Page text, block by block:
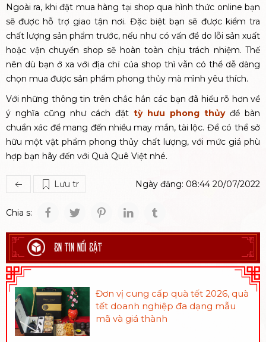
Ngoài ra, khi đặt mua hàng tại shop qua hình thức online bạn
sẽ được hỗ trợ giao tận nơi. Đặc biệt bạn sẽ được kiểm tra
chất lượng sản phẩm trước, nếu như có vấn đề do lỗi sản xuất
hoặc vận chuyển shop sẽ hoàn toàn chịu trách nhiệm. Thế
nên dù bạn ở xa với địa chỉ của shop thì vẫn có thể dễ dàng
chọn mua được sản phẩm phong thủy mà mình yêu thích.
Với những thông tin trên chắc hẳn các bạn đã hiểu rõ hơn về
ý nghĩa cũng như cách đặt tỳ hưu phong thủyđể bàn
chuẩn xác để mang đến nhiều may mắn, tài lộc. Để có thể sở
hữu một vật phẩm phong thủy chất lượng, với mức giá phù
hợp bạn hãy đến với Quà Quê Việt nhé.
Lưu tr Ngày đăng: 08:44 20/07/2022
Chia s:
BN TIN NỔI BẬT
Đơn vị cung cấp quà tết 2026, quà
tết doanh nghiệp đa dạng mẫu
mã và giá thành